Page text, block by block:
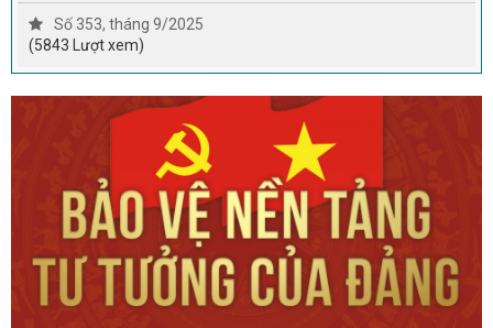
Số 353, tháng 9/2025
(5843 Lượt xem)